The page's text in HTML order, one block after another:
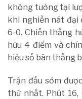
không tưởng tại
khi nghiền nát đại
6-0. Chiến thắng
hữu 4 điểm và
hiệu số bàn thắng
Trận đấu sớm
thứ nhất. Phút